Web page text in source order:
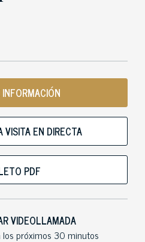
VISITA EN DIRECTA
PDF
VIDEOLLAMADA
los próximos 30 minutos